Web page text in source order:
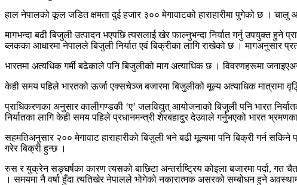
हाल नेपालको कूल जडित क्षमता दुई हजार ३०० मेगावाटको हाराहारीमा पुगेको छ ।
मागभन्दा बढी बिजुली उत्पादन भएपछि त्यसलाई खेर फाल्नुभन्दा निर्यात गर्नु उपयुक्त
ब्लकका आधारमा नेपालले बिजुली निर्यात एवं बिक्रीका लागि राखेको छ । मागअनुसार
भारतमा अत्यधिक गर्मी बढेकाले पनि बिजुलीको माग अत्याधिक छ । विवरणहरूमा
केही समय पहिले भारतको ऊर्जा एक्सचेञ्ज बजारमा बिजुलीको मूल्य अत्याधिक मात्रामा
प्राधिकरणका अनुसार कालीगण्डकी ‘ए’ जलविद्युत् आयोजनाको बिजुली पनि भारत
निर्यातका लागि केही समय पहिले प्रधानमन्त्री शेरबहादुर देउवाले गर्नुभएको भारत
सहमतिअनुसार २०० मेगावाट हाराहारीको बिजुली भने बढी मूल्यमा पनि बिक्री गर्न
गरेर बिक्री हुन्छ ।
रुस र युक्रेन सङ्घर्षका कारण त्यसको बाछिटा अन्तर्राष्ट्रिय कोइला बजारमा पर्दा,
। समयमा नै वर्षा हुँदा त्यतिखेर नेपालले भोगेको नकारात्मक असरको सम्बोधन हुने